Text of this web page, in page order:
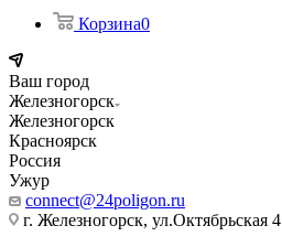
Корзина0
Ваш город
Железногорск
Железногорск
Красноярск
Россия
Ужур
connect@24poligon.ru
г. Железногорск, ул.Октябрьская 4